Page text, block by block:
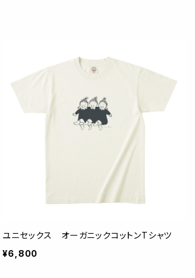
ユニセックス オーガニックコットンTシャツ
¥6,800